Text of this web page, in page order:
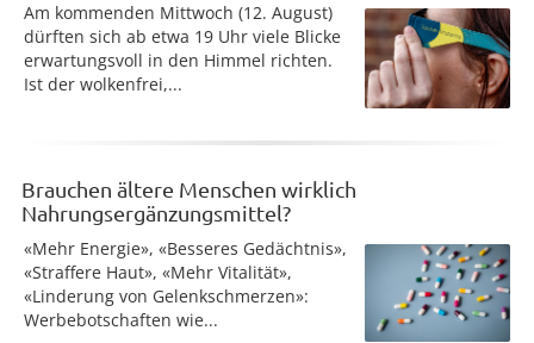
Am kommenden Mittwoch (12. August)
dürften sich ab etwa 19 Uhr viele Blicke
erwartungsvoll in den Himmel richten.
Ist der wolkenfrei,...
Brauchen ältere Menschen wirklich
Nahrungsergänzungsmittel?
«Mehr Energie», «Besseres Gedächtnis»,
«Straffere Haut», «Mehr Vitalität»,
«Linderung von Gelenkschmerzen»:
Werbebotschaften wie...